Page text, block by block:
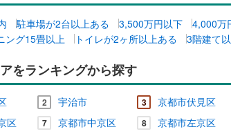
駐車場が2台以上ある 3,500万円以下 4,000万
ング15畳以上
トイレが2ヶ所以上ある 3階建て
をランキングから探す
2 宇治市 3 京都市伏見区
区 7 京都市中京区 8 京都市左京区